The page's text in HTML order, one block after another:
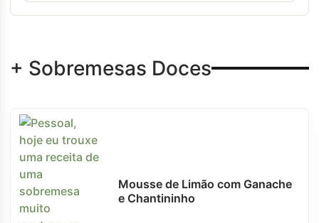
+ Sobremesas Doces
Mousse de Limão com Ganache
e Chantininho